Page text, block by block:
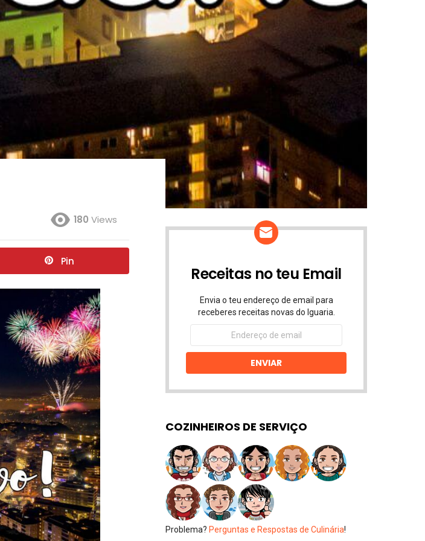
180 Views
Pin
Receitas no teu Email
Envia o teu endereço de email para
receberes receitas novas do Iguaria.
Endereço
email
ENVIAR
COZINHEIROS DE SERVIÇO
Problema? Perguntas e Respostas de Culinária!